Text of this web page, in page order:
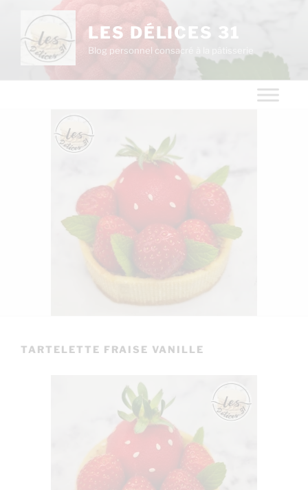
LES DÉLICES 31
Blog personnel consacré à la pâtisserie
TARTELETTE FRAISE VANILLE